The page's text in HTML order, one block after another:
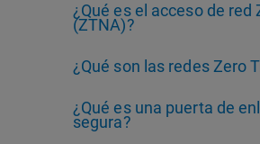
¿Qué es el acceso de red
(ZTNA)?
¿Qué son las redes Zero
¿Qué es una puerta de
segura?